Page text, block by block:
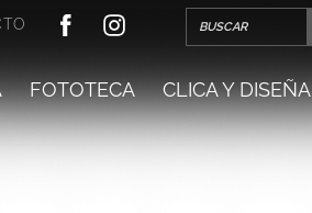
FOTOTECA CLICA Y DISEÑA